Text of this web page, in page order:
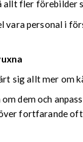
allt fler förebilder
vara personal i
sig allt mer om
om dem och
fortfarande